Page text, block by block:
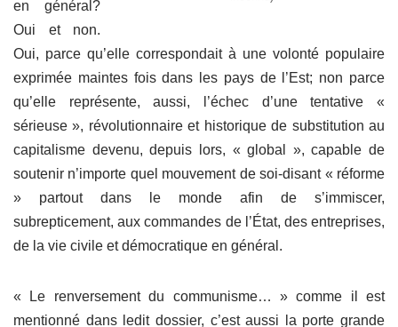
en général?
Oui et non.
Oui, parce qu’elle correspondait à une volonté populaire
exprimée maintes fois dans les pays de l’Est; non parce
qu’elle représente, aussi, l’échec d’une tentative «
sérieuse », révolutionnaire et historique de substitution au
capitalisme devenu, depuis lors, « global », capable de
soutenir n’importe quel mouvement de soi-disant « réforme
» partout dans le monde afin de s’immiscer,
subrepticement, aux commandes de l’État, des entreprises,
de la vie civile et démocratique en général.
« Le renversement du communisme… » comme il est
mentionné dans ledit dossier, c’est aussi la porte grande